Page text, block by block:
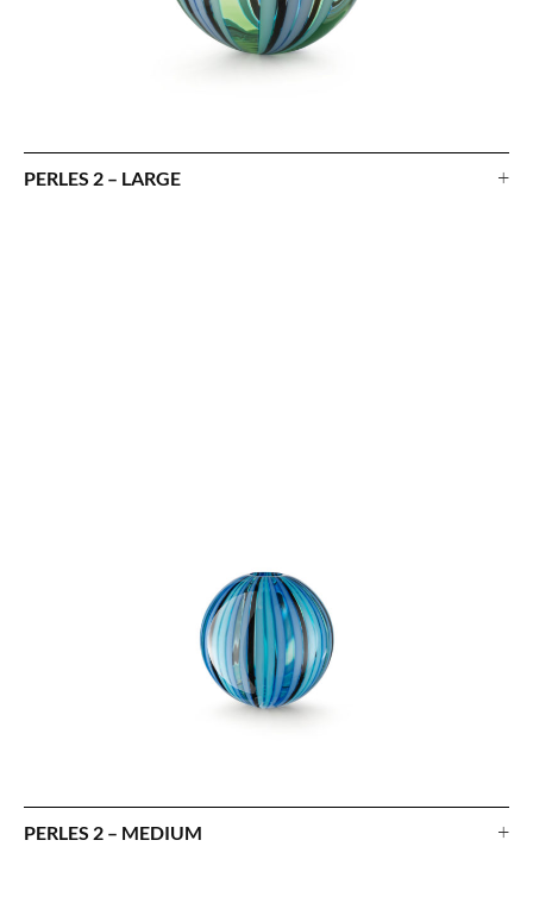
PERLES 2 – LARGE +
PERLES 2 – MEDIUM +